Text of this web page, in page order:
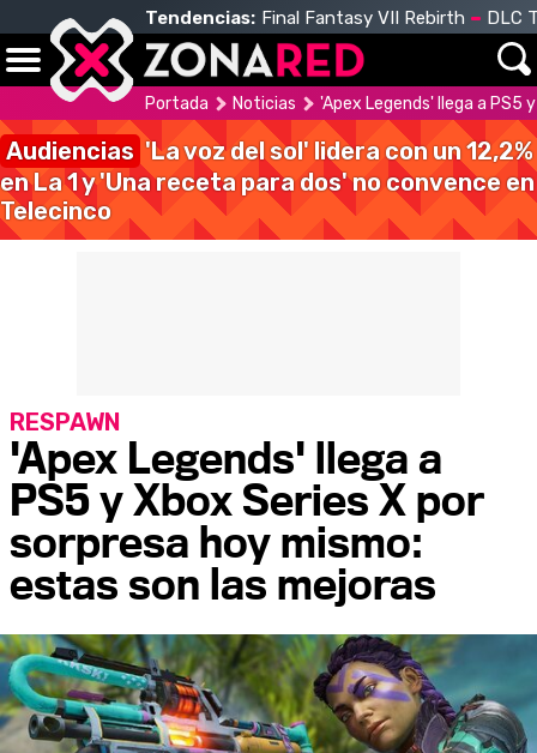
Tendencias: Final Fantasy VII Rebirth DLC
Portada Noticias 'Apex Legends' llega a PS5
Audiencias 'La voz del sol' lidera con un 12,2%
en La 1 y 'Una receta para dos' no convence en
Telecinco
'Apex Legends' llega a
PS5 y Xbox Series X por
sorpresa hoy mismo:
estas son las mejoras
RESPAWN